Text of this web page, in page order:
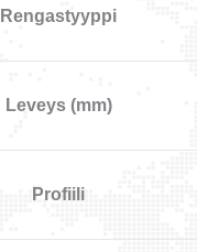
Rengastyyppi
Leveys (mm)
Profiili